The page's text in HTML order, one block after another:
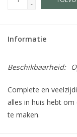
-
Informatie
Beschikbaarheid:
Complete en
alles in huis hebt
te maken.